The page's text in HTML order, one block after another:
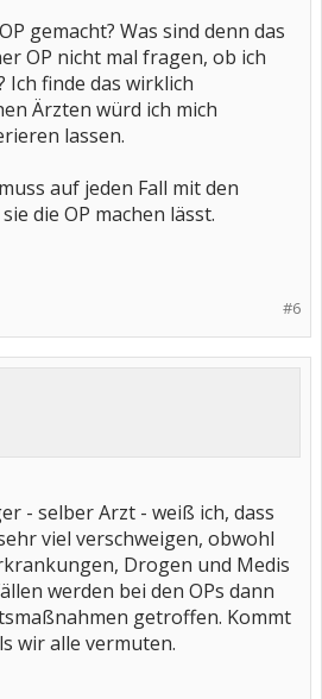
gemacht? Was sind denn das
OP nicht mal fragen, ob ich
Ich finde das wirklich
Ärzten würd ich mich
lassen.
auf jeden Fall mit den
die OP machen lässt.
#6
- selber Arzt - weiß ich, dass
viel verschweigen, obwohl
Drogen und Medis
werden bei den OPs dann
getroffen. Kommt
wir alle vermuten.